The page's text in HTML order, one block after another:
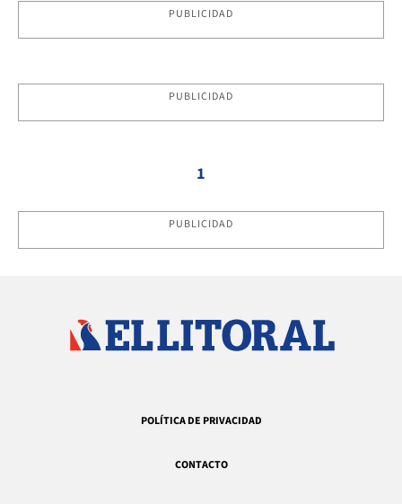
PUBLICIDAD
PUBLICIDAD
1
PUBLICIDAD
POLÍTICA DE PRIVACIDAD
CONTACTO